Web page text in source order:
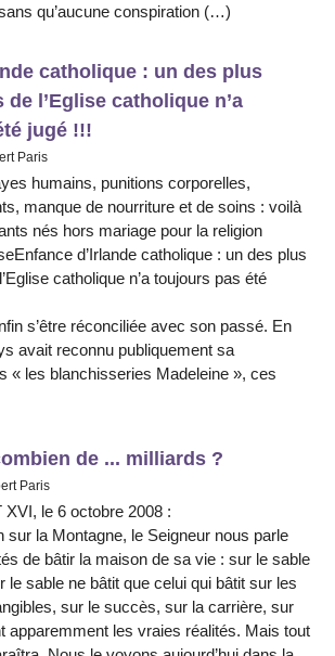
qu’aucune conspiration (…)
catholique : un des plus
l’Eglise catholique n’a
jugé !!!
Paris
humains, punitions corporelles,
manque de nourriture et de soins : voilà
nés hors mariage pour la religion
d’Irlande catholique : un des plus
catholique n’a toujours pas été
s’être réconciliée avec son passé. En
avait reconnu publiquement sa
« les blanchisseries Madeleine », ces
de ... milliards ?
Paris
le 6 octobre 2008 :
sur la Montagne, le Seigneur nous parle
de bâtir la maison de sa vie : sur le sable
le sable ne bâtit que celui qui bâtit sur les
sur le succès, sur la carrière, sur
apparemment les vraies réalités. Mais tout